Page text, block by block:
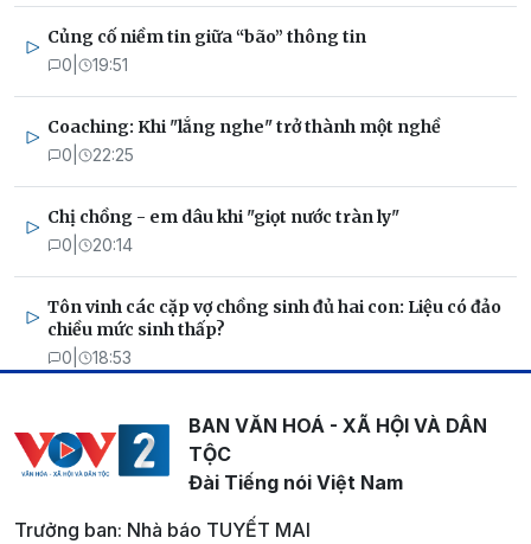
Củng cố niềm tin giữa “bão” thông tin
0 19:51
Coaching: Khi "lắng nghe" trở thành một nghề
0 22:25
Chị chồng - em dâu khi "giọt nước tràn ly"
0 20:14
Tôn vinh các cặp vợ chồng sinh đủ hai con: Liệu có đảo
chiều mức sinh thấp?
0 18:53
BAN VĂN HOÁ - XÃ HỘI VÀ DÂN
TỘC
Đài Tiếng nói Việt Nam
Trưởng ban: Nhà báo TUYẾT MAI